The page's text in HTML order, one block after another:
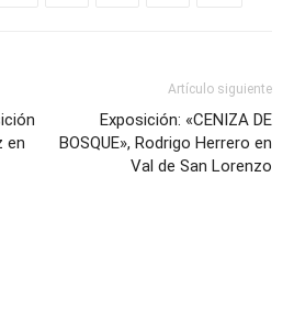
en
Artículo siguiente
Exposición: «CENIZA DE
BOSQUE», Rodrigo Herrero en
Val de San Lorenzo